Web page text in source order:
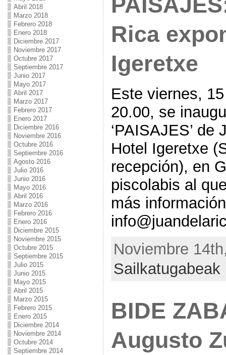
Abril 2018
Marzo 2018
Febrero 2018
Enero 2018
Diciembre 2017
Noviembre 2017
Octubre 2017
Septiembre 2017
Junio 2017
Mayo 2017
Abril 2017
Marzo 2017
Febrero 2017
Enero 2017
Diciembre 2016
Noviembre 2016
Octubre 2016
Septiembre 2016
Agosto 2016
Julio 2016
Junio 2016
Mayo 2016
Abril 2016
Marzo 2016
Febrero 2016
Enero 2016
Diciembre 2015
Noviembre 2015
Octubre 2015
Septiembre 2015
Julio 2015
Junio 2015
Mayo 2015
Abril 2015
Marzo 2015
Febrero 2015
Enero 2015
Diciembre 2014
Noviembre 2014
Octubre 2014
Septiembre 2014
Rica
Igeretxe
Este viernes,
20.00, se
‘PAISAJES’
Hotel Igeretxe
recepción), en
piscolabis al
más
Noviembre
Sailkatugabeak
BIDE
Augusto